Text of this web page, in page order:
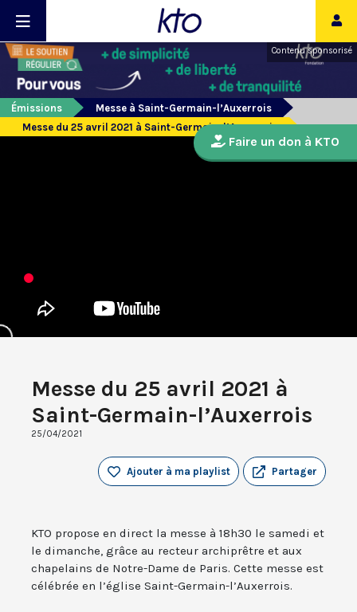
Contenu sponsorisé
Émissions
Messe à Saint-Germain-l’Auxerrois
Messe du 25 avril 2021 à Saint-Germain-l’Auxerrois
Messe du 25 avril 2021 à
Saint-Germain-l’Auxerrois
25/04/2021
Partager
Ajouter à ma playlist
KTO propose en direct la messe à 18h30 le samedi et
le dimanche, grâce au recteur archiprêtre et aux
chapelains de Notre-Dame de Paris. Cette messe est
célébrée en l’église Saint-Germain-l’Auxerrois.
Faire un don à KTO